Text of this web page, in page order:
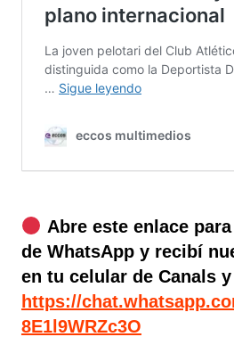
Abre este enlace
de WhatsApp y recibí
en tu celular de Canals
https://
8E1l9WRZc3O